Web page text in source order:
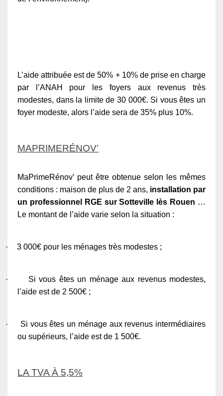
L’aide attribuée est de 50% + 10% de prise en charge
par l’ANAH pour les foyers aux revenus très
modestes, dans la limite de 30 000€. Si vous êtes un
foyer modeste, alors l’aide sera de 35% plus 10%.
MAPRIMERÉNOV’
MaPrimeRénov’ peut être obtenue selon les mêmes
conditions : maison de plus de 2 ans, installation par
un professionnel RGE sur Sotteville lès Rouen …
Le montant de l’aide varie selon la situation :
· 3 000€ pour les ménages très modestes ;
·
Si vous êtes un ménage aux revenus modestes,
l’aide est de 2 500€ ;
·
Si vous êtes un ménage aux revenus intermédiaires
ou supérieurs, l’aide est de 1 500€.
LA TVA À 5,5%